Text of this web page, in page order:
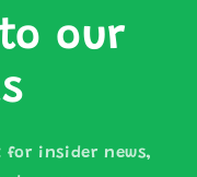
our
insider news,